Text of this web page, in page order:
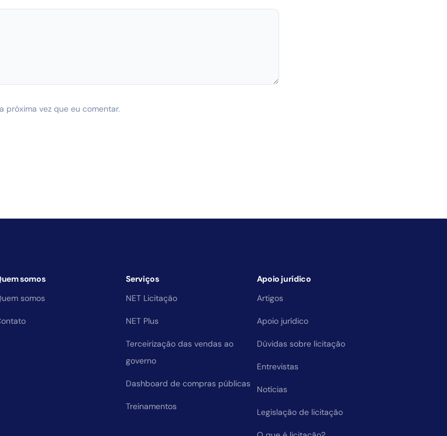
próxima vez que eu comentar.
somos
somos
Serviços
NET Licitação
NET Plus
Terceirização das vendas ao
governo
Dashboard de compras públicas
Treinamentos
Apoio jurídico
Artigos
Apoio jurídico
Dúvidas sobre licitação
Entrevistas
Notícias
Legislação de licitação